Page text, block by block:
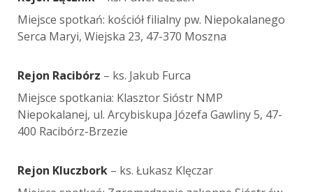
Miejsce spotkań: kościół filialny pw. Niepokalanego
Serca Maryi, Wiejska 23, 47-370 Moszna
Rejon Racibórz – ks. Jakub Furca
Miejsce spotkania: Klasztor Sióstr NMP
Niepokalanej, ul. Arcybiskupa Józefa Gawliny 5, 47-
400 Racibórz-Brzezie
Rejon Kluczbork – ks. Łukasz Klęczar